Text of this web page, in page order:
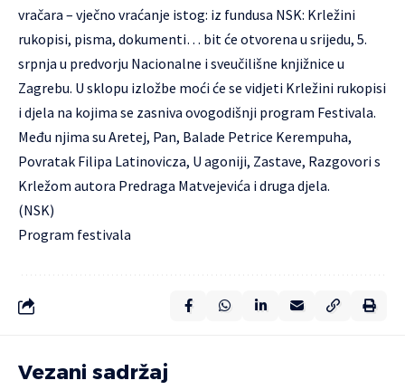
vračara – vječno vraćanje istog: iz fundusa NSK: Krležini
rukopisi, pisma, dokumenti… bit će otvorena u srijedu, 5.
srpnja u predvorju Nacionalne i sveučilišne knjižnice u
Zagrebu. U sklopu izložbe moći će se vidjeti Krležini rukopisi
i djela na kojima se zasniva ovogodišnji program Festivala.
Među njima su Aretej, Pan, Balade Petrice Kerempuha,
Povratak Filipa Latinovicza, U agoniji, Zastave, Razgovori s
Krležom autora Predraga Matvejevića i druga djela.
(NSK)
Program festivala
Vezani sadržaj